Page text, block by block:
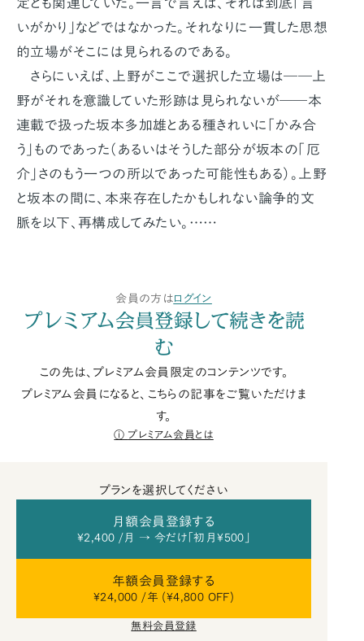
いがかり」などではなかった。それなりに一貫した思想
的立場がそこには見られるのである。
さらにいえば、上野がここで選択した立場は――上
野がそれを意識していた形跡は見られないが――本
連載で扱った坂本多加雄とある種きれいに「かみ合
う」ものであった（あるいはそうした部分が坂本の「厄
介」さのもう一つの所以であった可能性もある）。上野
と坂本の間に、本来存在したかもしれない論争的文
脈を以下、再構成してみたい。……
会員の方はログイン
プレミアム会員登録して続きを読
む
この先は、プレミアム会員限定のコンテンツです。
プレミアム会員になると、こちらの記事をご覧いただけま
す。
プレミアム会員とは
プランを選択してください
月額会員登録する
¥2,400 /月 → 今だけ「初月¥500」
年額会員登録する
¥24,000 /年 (¥4,800 OFF)
無料会員登録